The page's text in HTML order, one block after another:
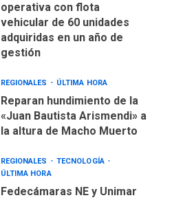
operativa con flota
vehicular de 60 unidades
adquiridas en un año de
gestión
REGIONALES ÚLTIMA HORA
Reparan hundimiento de la
«Juan Bautista Arismendi» a
la altura de Macho Muerto
REGIONALES
TECNOLOGÍA
ÚLTIMA HORA
Fedecámaras NE y Unimar